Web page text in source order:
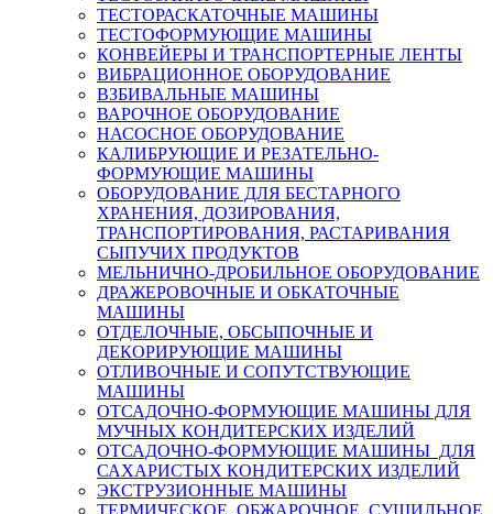
ТЕСТОРАСКАТОЧНЫЕ МАШИНЫ
ТЕСТОФОРМУЮЩИЕ МАШИНЫ
КОНВЕЙЕРЫ И ТРАНСПОРТЕРНЫЕ ЛЕНТЫ
ВИБРАЦИОННОЕ ОБОРУДОВАНИЕ
ВЗБИВАЛЬНЫЕ МАШИНЫ
ВАРОЧНОЕ ОБОРУДОВАНИЕ
НАСОСНОЕ ОБОРУДОВАНИЕ
КАЛИБРУЮЩИЕ И РЕЗАТЕЛЬНО-
ФОРМУЮЩИЕ МАШИНЫ
ОБОРУДОВАНИЕ ДЛЯ БЕСТАРНОГО
ХРАНЕНИЯ, ДОЗИРОВАНИЯ,
ТРАНСПОРТИРОВАНИЯ, РАСТАРИВАНИЯ
СЫПУЧИХ ПРОДУКТОВ
МЕЛЬНИЧНО-ДРОБИЛЬНОЕ ОБОРУДОВАНИЕ
ДРАЖЕРОВОЧНЫЕ И ОБКАТОЧНЫЕ
МАШИНЫ
ОТДЕЛОЧНЫЕ, ОБСЫПОЧНЫЕ И
ДЕКОРИРУЮЩИЕ МАШИНЫ
ОТЛИВОЧНЫЕ И СОПУТСТВУЮЩИЕ
МАШИНЫ
ОТСАДОЧНО-ФОРМУЮЩИЕ МАШИНЫ ДЛЯ
МУЧНЫХ КОНДИТЕРСКИХ ИЗДЕЛИЙ
ОТСАДОЧНО-ФОРМУЮЩИЕ МАШИНЫ ДЛЯ
САХАРИСТЫХ КОНДИТЕРСКИХ ИЗДЕЛИЙ
ЭКСТРУЗИОННЫЕ МАШИНЫ
ТЕРМИЧЕСКОЕ, ОБЖАРОЧНОЕ, СУШИЛЬНОЕ